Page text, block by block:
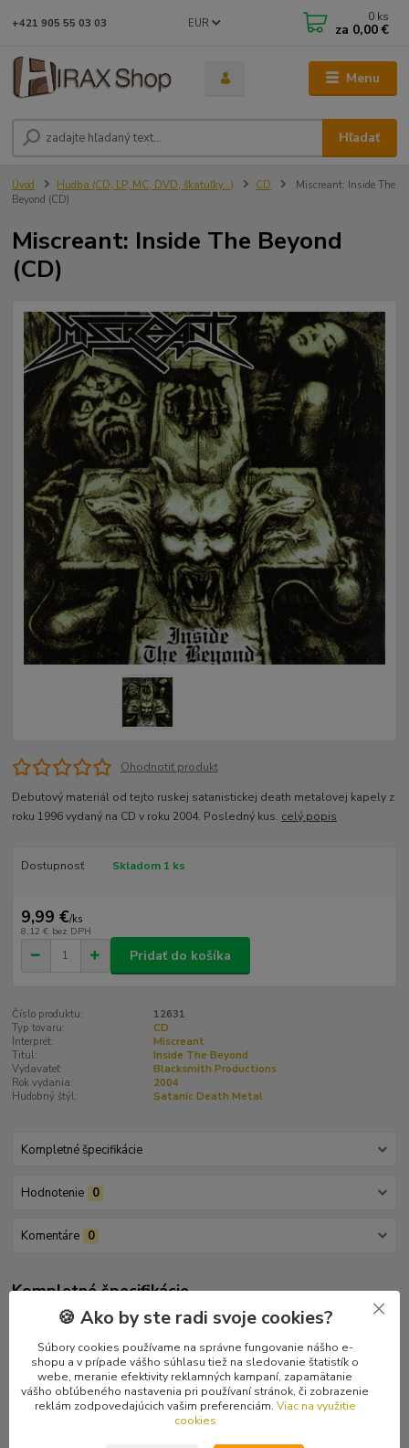
Menu
EUR
Hľadať
+421 905 55 03 03 0 ks
za 0,00 €
Úvod Hudba (CD, LP, MC, DVD, škatuľky...) CD
Miscreant: Inside The
Beyond (CD)
Miscreant: Inside The Beyond
(CD)
Ohodnotiť produkt
Debutový materiál od tejto ruskej satanistickej death metalovej kapely z
roku 1996 vydaný na CD v roku 2004. Posledný kus. celý popis
Dostupnosť Skladom 1 ks
9,99 €/ks
8,12 € bez DPH
Pridať do košíka
Číslo produktu:
12631
Typ tovaru:
CD
Interprét:
Miscreant
Titul:
Inside The Beyond
Vydavateľ:
Blacksmith Productions
Rok vydania:
2004
Hudobný štýl:
Satanic Death Metal
Kompletné špecifikácie
Hodnotenie 0
Komentáre 0
Kompletné špecifikácie
Debutový materiál od tejto ruskej satanistickej death metalovej
kapely z roku 1996 vydaný na CD v roku 2004. Posledný kus.
Tracklist
1 Gloom Of The Grave 7:12
🍪 Ako by ste radi svoje cookies?
Súbory cookies používame na správne fungovanie nášho e-
shopu a v prípade vášho súhlasu tiež na sledovanie štatistík o
webe, meranie efektivity reklamných kampaní, zapamätanie
vášho obľúbeného nastavenia pri používaní stránok, či zobrazenie
reklám zodpovedajúcich vašim preferenciám. Viac na využitie
cookies